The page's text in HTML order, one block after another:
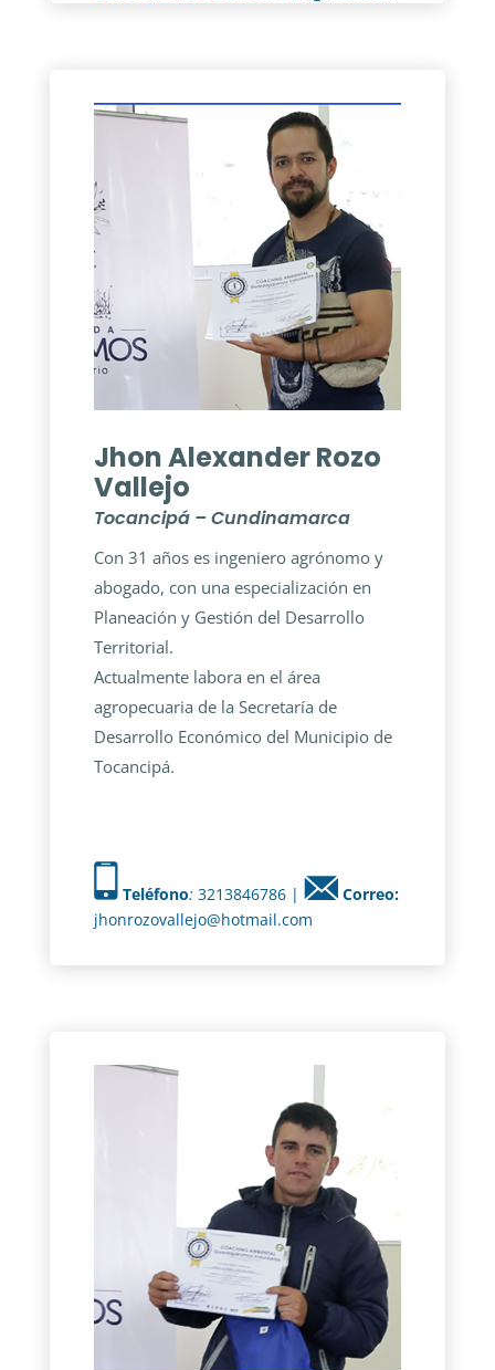
Jhon Alexander Rozo
Vallejo
Tocancipá – Cundinamarca
Con 31 años es ingeniero agrónomo y
abogado, con una especialización en
Planeación y Gestión del Desarrollo
Territorial.
Actualmente labora en el área
agropecuaria de la Secretaría de
Desarrollo Económico del Municipio de
Tocancipá.
Teléfono: 3213846786 |
Correo:
jhonrozovallejo@hotmail.com